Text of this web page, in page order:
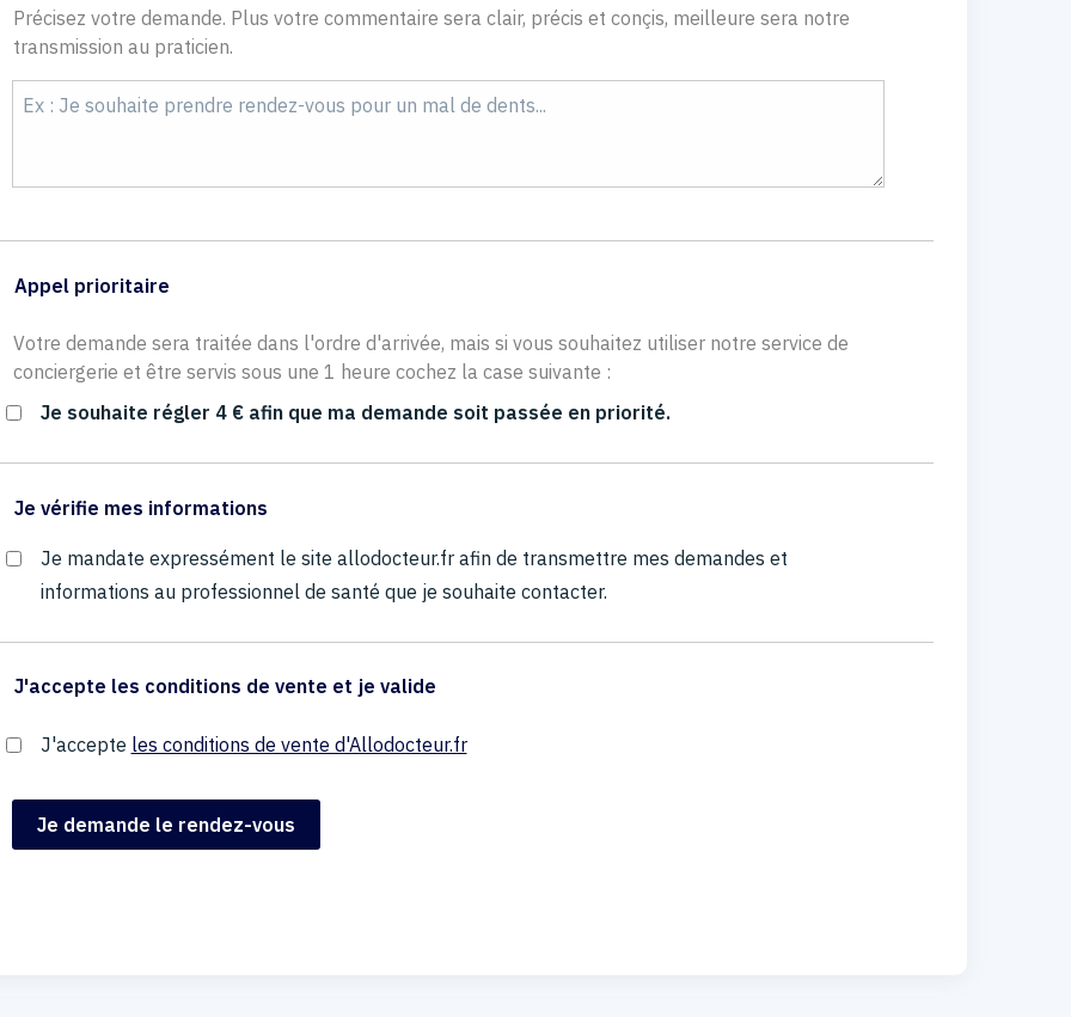
Précisez votre demande. Plus votre commentaire sera clair, précis et conçis, meilleure sera notre
transmission au praticien.
Appel prioritaire
Votre demande sera traitée dans l'ordre d'arrivée, mais si vous souhaitez utiliser notre service de
conciergerie et être servis sous une 1 heure cochez la case suivante :
Je souhaite régler 4 € afin que ma demande soit passée en priorité.
Je vérifie mes informations
Je mandate expressément le site allodocteur.fr afin de transmettre mes demandes et
informations au professionnel de santé que je souhaite contacter.
J'accepte les conditions de vente et je valide
J'accepte les conditions de vente d'Allodocteur.fr